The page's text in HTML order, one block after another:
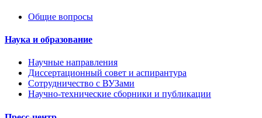
Общие вопросы
Наука и образование
Научные направления
Диссертационный совет и аспирантура
Сотрудничество с ВУЗами
Научно-технические сборники и публикации